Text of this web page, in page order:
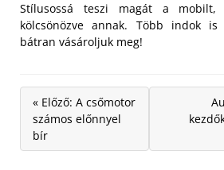
Stílusossá teszi magát a mobilt,
kölcsönözve annak. Több indok
bátran vásároljuk meg!
« Előző: A csőmotor
számos előnnyel
bír